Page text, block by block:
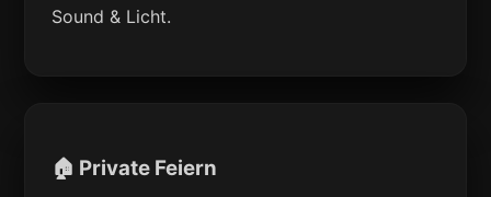
Sound & Licht.
🏠 Private Feiern